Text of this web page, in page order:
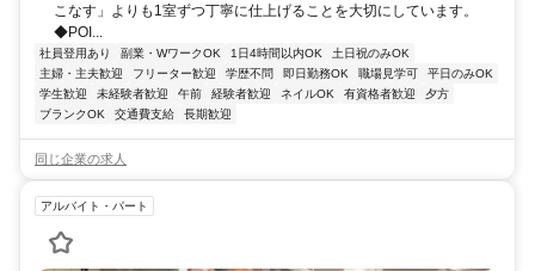
こなす」よりも1室ずつ丁寧に仕上げることを大切にしています。
◆POI...
社員登用あり 副業・WワークOK 1日4時間以内OK
土日祝のみOK
主婦・主夫歓迎
フリーター歓迎 学歴不問 即日勤務OK 職場見学可
平日のみOK
学生歓迎
未経験者歓迎 午前 経験者歓迎 ネイルOK 有資格者歓迎
夕方
ブランクOK
交通費支給 長期歓迎
同じ企業の求人
アルバイト・パート